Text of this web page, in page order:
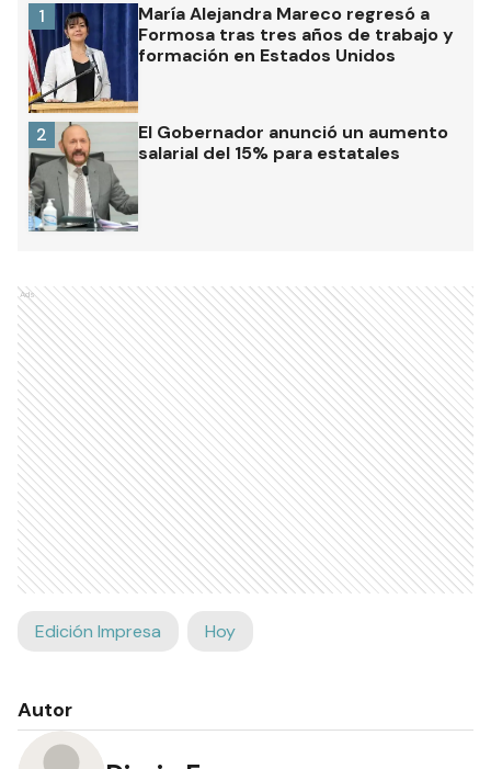
María Alejandra Mareco regresó a
Formosa tras tres años de trabajo y
formación en Estados Unidos
1
El Gobernador anunció un aumento
salarial del 15% para estatales
2
Ads
Edición Impresa Hoy
Autor